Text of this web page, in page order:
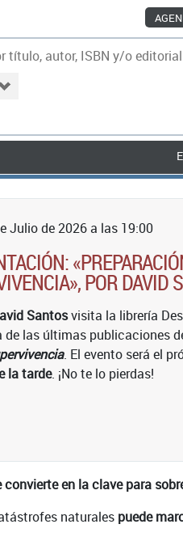
Julio de 2026 a las 19:00
POR DAVID
Santosvisita la librería
de las últimas publicaciones
. El evento será el
la tarde. ¡No te lo pierdas!
en la clave para
naturales puede